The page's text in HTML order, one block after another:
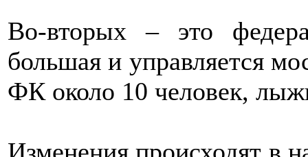
Во-вторых – это
большая и управляется
ФК около 10 человек,